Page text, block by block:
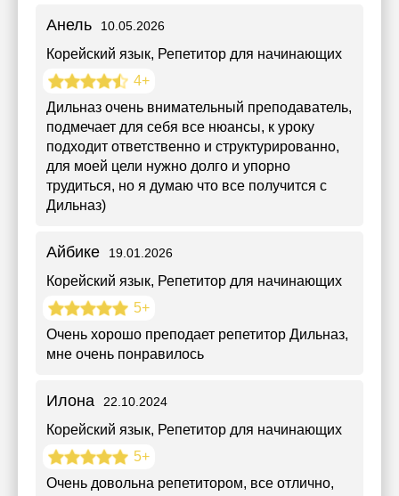
Анель 10.05.2026
Корейский язык, Репетитор для начинающих
4+
Дильназ очень внимательный преподаватель,
подмечает для себя все нюансы, к уроку
подходит ответственно и структурированно,
для моей цели нужно долго и упорно
трудиться, но я думаю что все получится с
Дильназ)
Айбике 19.01.2026
Корейский язык, Репетитор для начинающих
5+
Очень хорошо преподает репетитор Дильназ,
мне очень понравилось
Илона 22.10.2024
Корейский язык, Репетитор для начинающих
5+
Очень довольна репетитором, все отлично,